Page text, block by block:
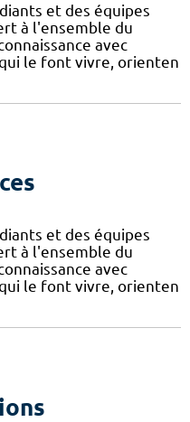
et des équipes
à l'ensemble du
avec
le font vivre, orienten
et des équipes
à l'ensemble du
avec
le font vivre, orienten